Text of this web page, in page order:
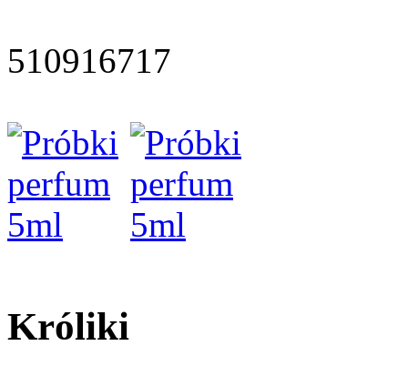
510916717
Króliki